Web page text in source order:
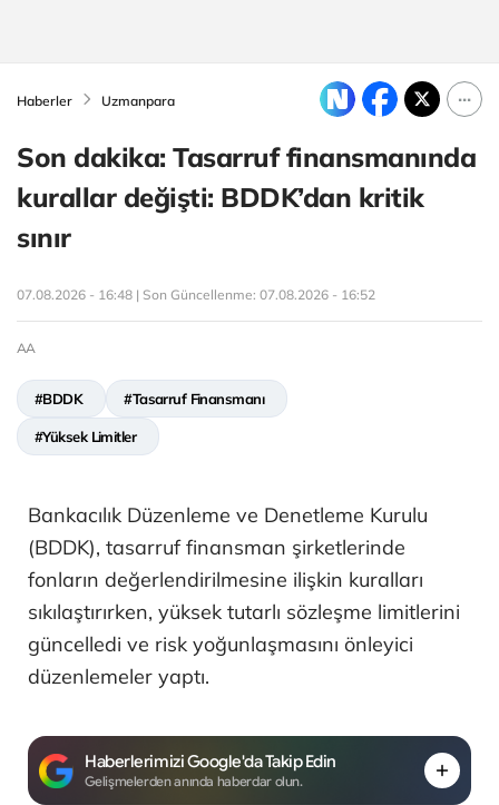
Haberler Uzmanpara
Son dakika: Tasarruf finansmanında
kurallar değişti: BDDK’dan kritik
sınır
07.08.2026 - 16:48 | Son Güncellenme: 07.08.2026 - 16:52
AA
#BDDK #Tasarruf Finansmanı
#Yüksek Limitler
Bankacılık Düzenleme ve Denetleme Kurulu
(BDDK), tasarruf finansman şirketlerinde
fonların değerlendirilmesine ilişkin kuralları
sıkılaştırırken, yüksek tutarlı sözleşme limitlerini
güncelledi ve risk yoğunlaşmasını önleyici
düzenlemeler yaptı.
Haberlerimizi Google'da Takip Edin
Gelişmelerden anında haberdar olun.